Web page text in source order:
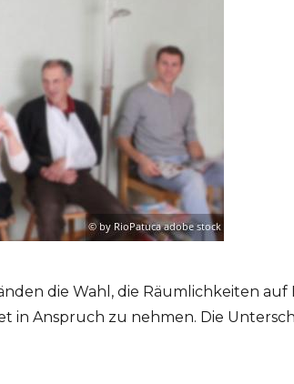
die Wahl, die Räumlichkeiten auf
in Anspruch zu nehmen. Die